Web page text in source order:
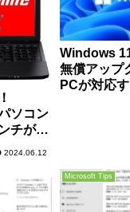
ソコン
チが
2024.06.12
Windows
無償アップ
PCが対応
Microsoft Tips